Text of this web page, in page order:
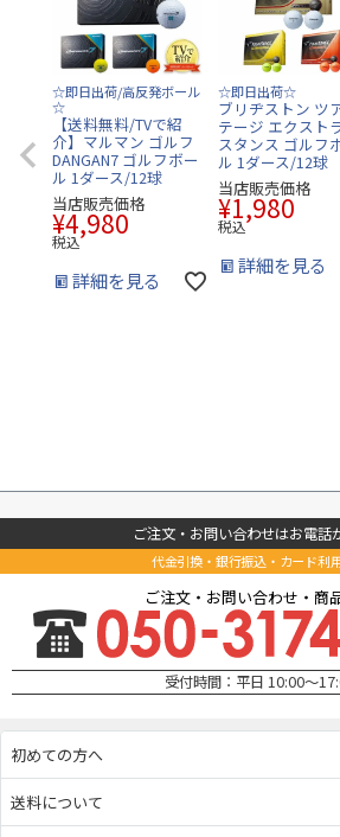
☆即日出荷/高反発ボール
☆
【送料無料/TVで紹
介】マルマン ゴルフ
DANGAN7 ゴルフボー
ル 1ダース/12球
当店販売価格
¥4,980
税込
詳細を見る
☆即日出荷☆
ブリヂストン ツ
テージ エクスト
スタンス ゴルフ
ル 1ダース/12球
当店販売価格
¥1,980
税込
詳細を見る
ご注文・お問い合わせはお電話
代金引換・銀行振込・カード利
ご注文・お問い合わせ・商
受付時間：平日 10:00～
初めての方へ
送料について